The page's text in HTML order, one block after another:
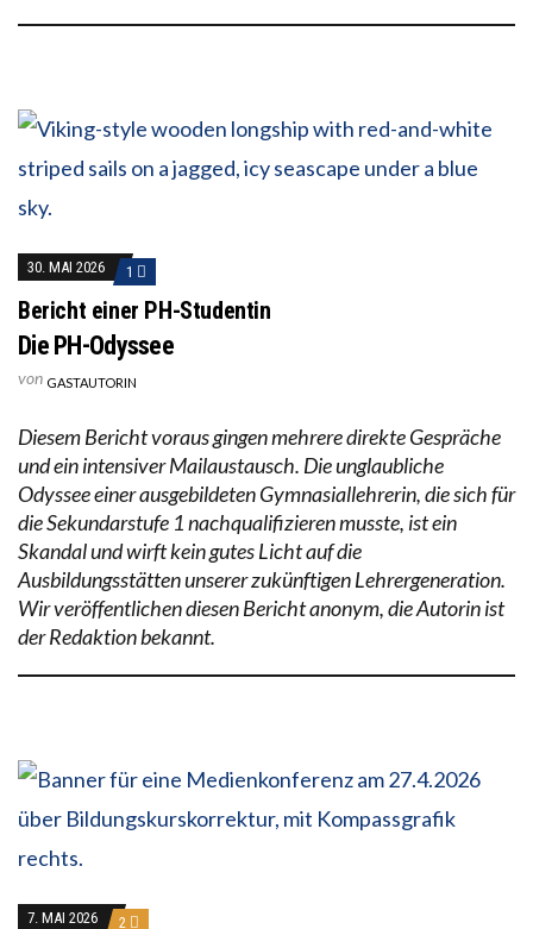
30. MAI 2026 1
Bericht einer PH-Studentin
Die PH-Odyssee
von GASTAUTORIN
Diesem Bericht voraus gingen mehrere direkte Gespräche
und ein intensiver Mailaustausch. Die unglaubliche
Odyssee einer ausgebildeten Gymnasiallehrerin, die sich für
die Sekundarstufe 1 nachqualifizieren musste, ist ein
Skandal und wirft kein gutes Licht auf die
Ausbildungsstätten unserer zukünftigen Lehrergeneration.
Wir veröffentlichen diesen Bericht anonym, die Autorin ist
der Redaktion bekannt.
7. MAI 2026 2